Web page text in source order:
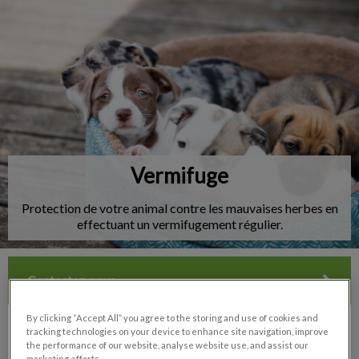
IvcPractices.HeaderNav.Search.Label
Vermifuge
Protection de votre animal contre les mauvaises herbes en
effectuant un vermifugement régulier.
Contactez-nous
By clicking “Accept All” you agree to the storing and use of cookies and
tracking technologies on your device to enhance site navigation, improve
the performance of our website, analyse website use, and assist our